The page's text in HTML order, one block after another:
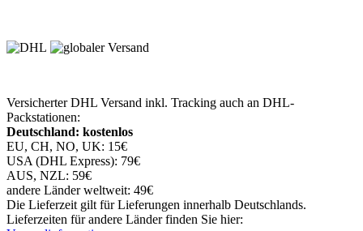
Versicherter DHL Versand inkl. Tracking auch an DHL-
Packstationen:
Deutschland: kostenlos
EU, CH, NO, UK: 15€
USA (DHL Express): 79€
AUS, NZL: 59€
andere Länder weltweit: 49€
Die Lieferzeit gilt für Lieferungen innerhalb Deutschlands.
Lieferzeiten für andere Länder finden Sie hier: